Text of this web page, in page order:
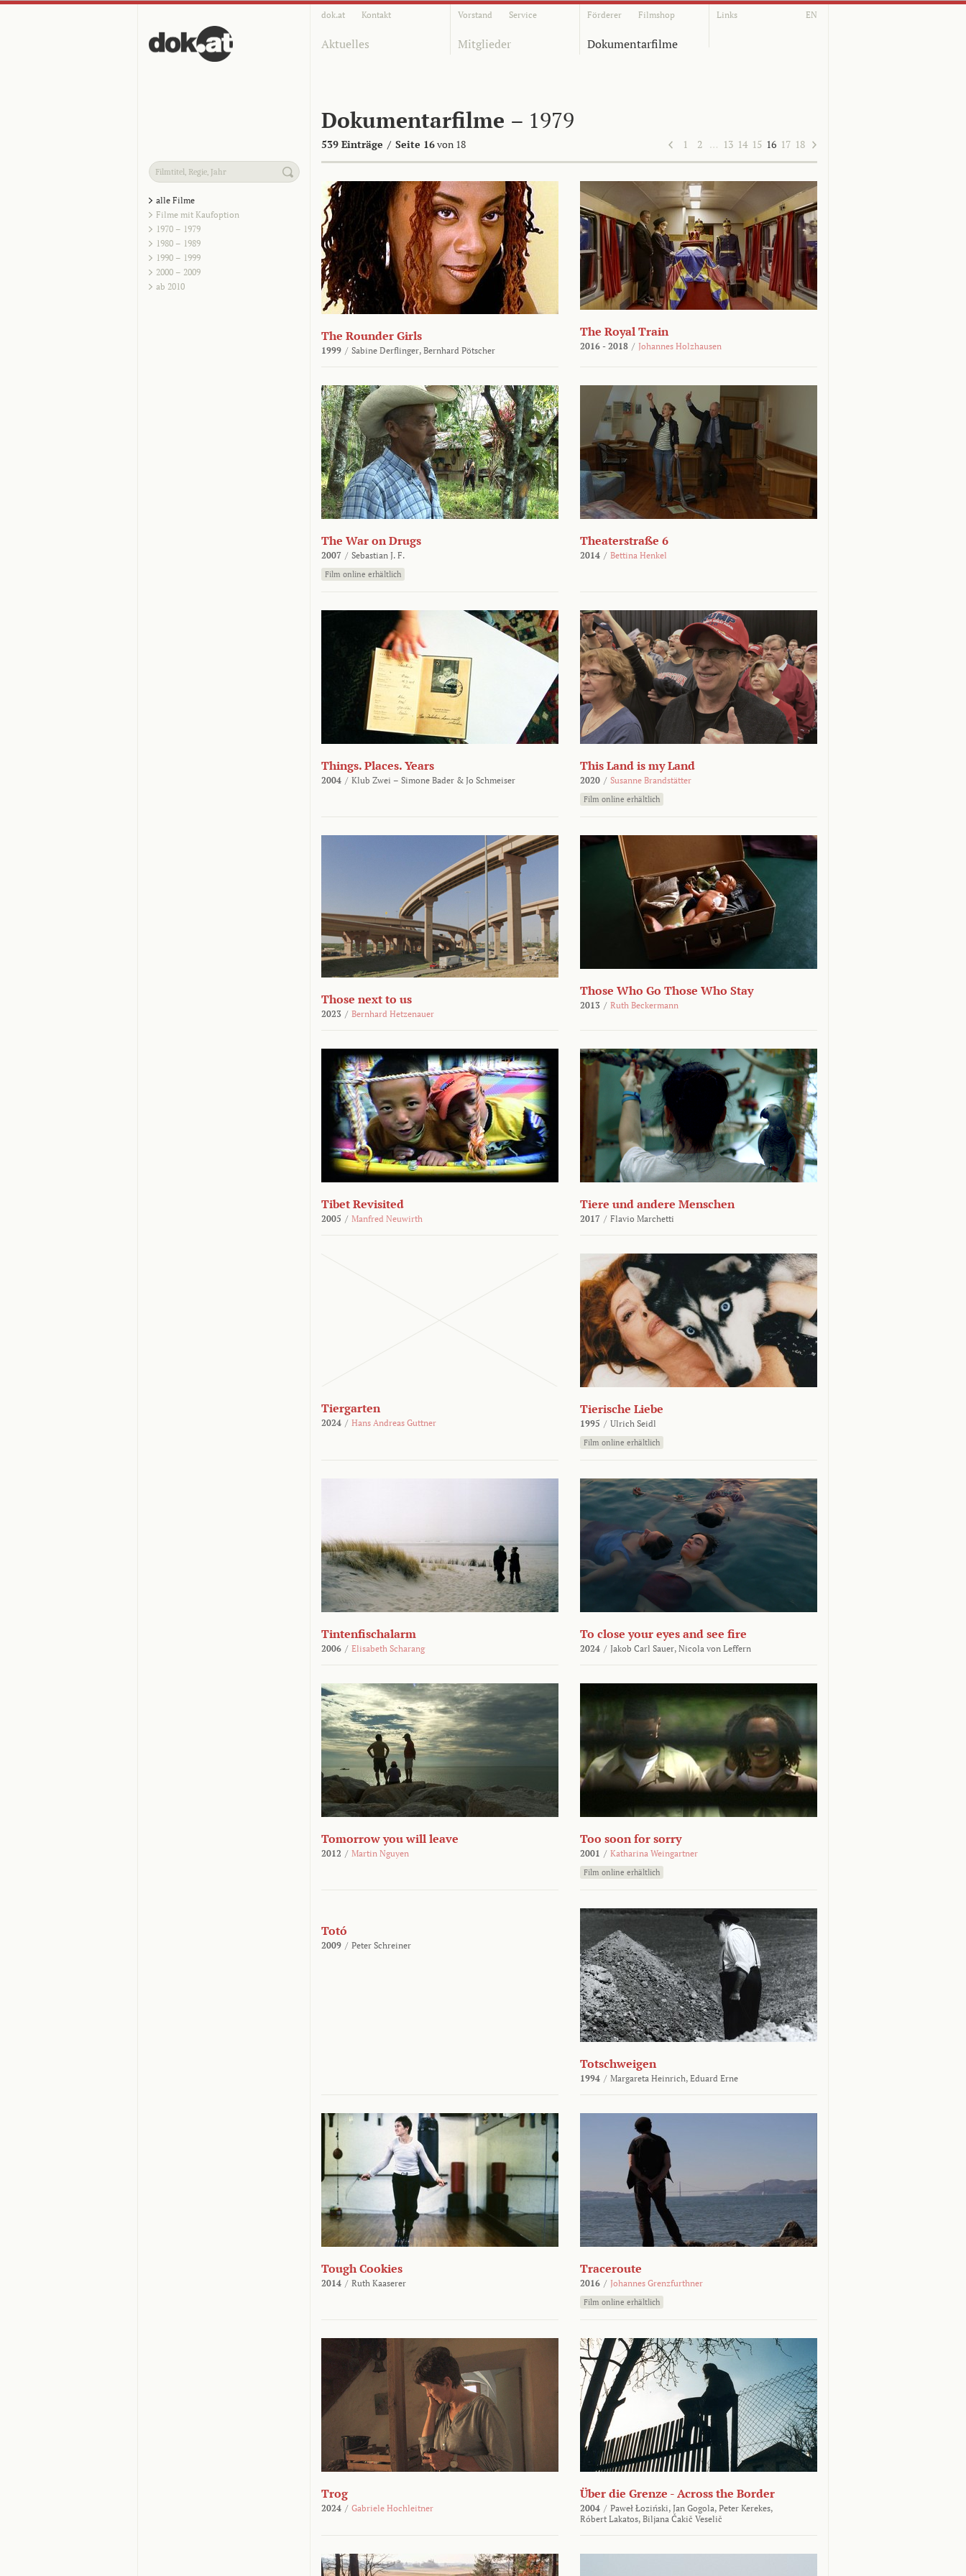
dok.at Kontakt Vorstand Service Förderer Filmshop Links EN
Aktuelles Mitglieder Dokumentarfilme
Dokumentarfilme – 1979
539 Einträge / Seite 16von 18 1 2 … 13 14 15 16 17 18
alle Filme
Filme mit Kaufoption
1970 – 1979
1980 – 1989
1990 – 1999
2000 – 2009
ab 2010
The Rounder Girls
1999 / Sabine Derflinger, Bernhard Pötscher
The Royal Train
2016 - 2018 / Johannes Holzhausen
The War on Drugs
2007 / Sebastian J. F.
Film online erhältlich
Theaterstraße 6
2014 / Bettina Henkel
Things. Places. Years
2004 / Klub Zwei – Simone Bader & Jo Schmeiser
This Land is my Land
2020 / Susanne Brandstätter
Film online erhältlich
Those next to us
2023 / Bernhard Hetzenauer
Those Who Go Those Who Stay
2013 / Ruth Beckermann
Tibet Revisited
2005 / Manfred Neuwirth
Tiere und andere Menschen
2017 / Flavio Marchetti
Tiergarten
2024 / Hans Andreas Guttner
Tierische Liebe
1995 / Ulrich Seidl
Film online erhältlich
Tintenfischalarm
2006 / Elisabeth Scharang
To close your eyes and see fire
2024 / Jakob Carl Sauer, Nicola von Leffern
Tomorrow you will leave
2012 / Martin Nguyen
Too soon for sorry
2001 / Katharina Weingartner
Film online erhältlich
Totó
2009 / Peter Schreiner
Totschweigen
1994 / Margareta Heinrich, Eduard Erne
Tough Cookies
2014 / Ruth Kaaserer
Traceroute
2016 / Johannes Grenzfurthner
Film online erhältlich
Trog
2024 / Gabriele Hochleitner
Über die Grenze - Across the Border
2004 / Paweł Łoziński, Jan Gogola, Peter Kerekes,
Róbert Lakatos, Biljana Čakič Veselič